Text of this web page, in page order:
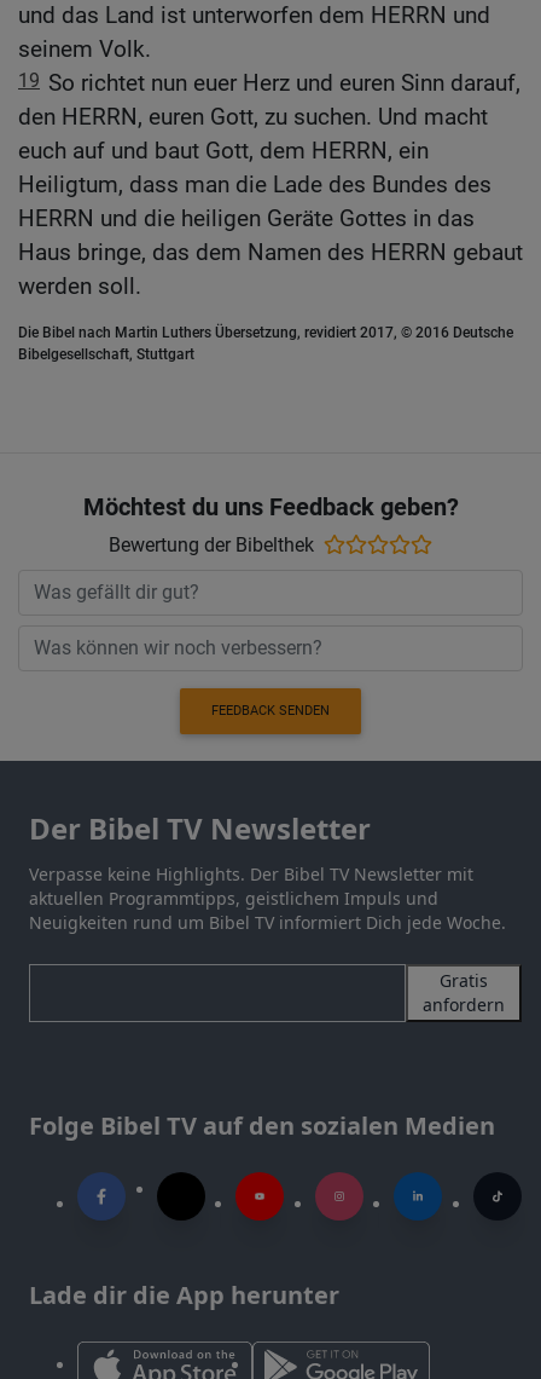
und das Land ist unterworfen dem HERRN und
seinem Volk.
19 So richtet nun euer Herz und euren Sinn darauf,
den HERRN, euren Gott, zu suchen. Und macht
euch auf und baut Gott, dem HERRN, ein
Heiligtum, dass man die Lade des Bundes des
HERRN und die heiligen Geräte Gottes in das
Haus bringe, das dem Namen des HERRN gebaut
werden soll.
Die Bibel nach Martin Luthers Übersetzung, revidiert 2017, © 2016 Deutsche
Bibelgesellschaft, Stuttgart
Möchtest du uns Feedback geben?
Bewertung der Bibelthek
FEEDBACK SENDEN
Der Bibel TV Newsletter
Verpasse keine Highlights. Der Bibel TV Newsletter mit
aktuellen Programmtipps, geistlichem Impuls und
Neuigkeiten rund um Bibel TV informiert Dich jede Woche.
Gratis
anfordern
Folge Bibel TV auf den sozialen Medien
Lade dir die App herunter